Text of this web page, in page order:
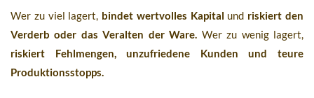
Wer zu viel lagert, bindet wertvolles Kapital und riskiert den
Verderb oder das Veralten der Ware. Wer zu wenig lagert,
riskiert Fehlmengen, unzufriedene Kunden und teure
Produktionsstopps.